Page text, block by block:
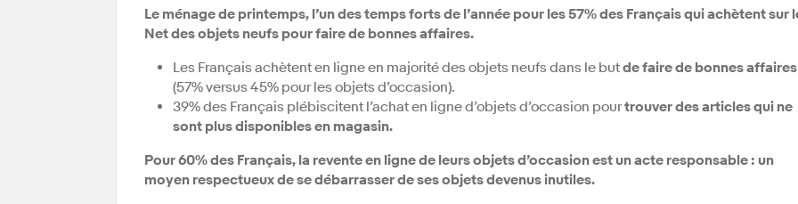
Le ménage de printemps, l’un des temps forts de l’année pour les57% des Français qui achètent sur
Net des objets neufs pour faire de bonnes affaires.
Les Français achètent en ligne en majorité des objets neufs dans le butde faire de bonnes affaires
(57% versus 45% pour les objets d’occasion).
39% des Français plébiscitent l’achat en ligne d’objets d’occasion pourtrouver des articles qui ne
sont plus disponibles en magasin.
Pour 60% des Français, la revente en ligne de leurs objets d’occasion est un acte responsable : un
moyen respectueux de se débarrasser de ses objets devenus inutiles.